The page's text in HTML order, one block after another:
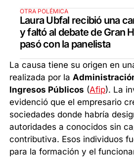
OTRA POLÉMICA
Laura Ubfal recibió una
y faltó al debate de Gran
pasó con la panelista
La causa tiene su origen en
realizada por la
Ingresos Públicos (Afip). La
evidenció que el empresario
sociedades donde habría
autoridades a conocidos sin
contributiva. Esos individuos
para la formación y el